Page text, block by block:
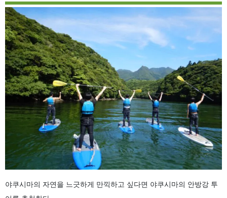
야쿠시마의 자연을 느긋하게 만끽하고 싶다면 야쿠시마의 안방강 투